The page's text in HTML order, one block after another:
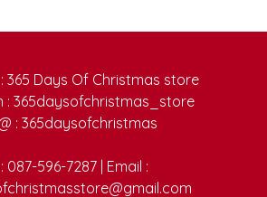
365 Days Of Christmas store
: 365daysofchristmas_store
: 365daysofchristmas
087-596-7287 | Email :